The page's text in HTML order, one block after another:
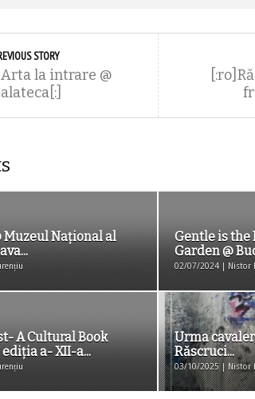
STORY
Arta la intrare @
Muzeul Național al
Gentle is the
Garden @
02/07/2024 | Nistor
A Cultural Book
a- XII-a...
Urma
Răscruci...
03/10/2025 | Nistor